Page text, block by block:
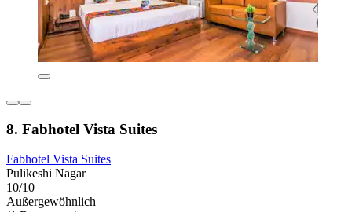
8. Fabhotel Vista Suites
Fabhotel Vista Suites
Pulikeshi Nagar
10/10
Außergewöhnlich